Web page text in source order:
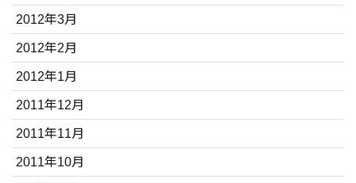
2012年3月
2012年2月
2012年1月
2011年12月
2011年11月
2011年10月